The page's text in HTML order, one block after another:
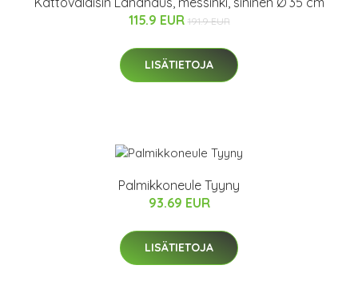
115.9 EUR 191.9 EUR
LISÄTIETOJA
Palmikkoneule Tyyny
93.69 EUR
LISÄTIETOJA